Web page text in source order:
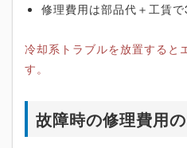
修理費用は部品代＋工賃
冷却系トラブルを放置すると
す。
故障時の修理費用